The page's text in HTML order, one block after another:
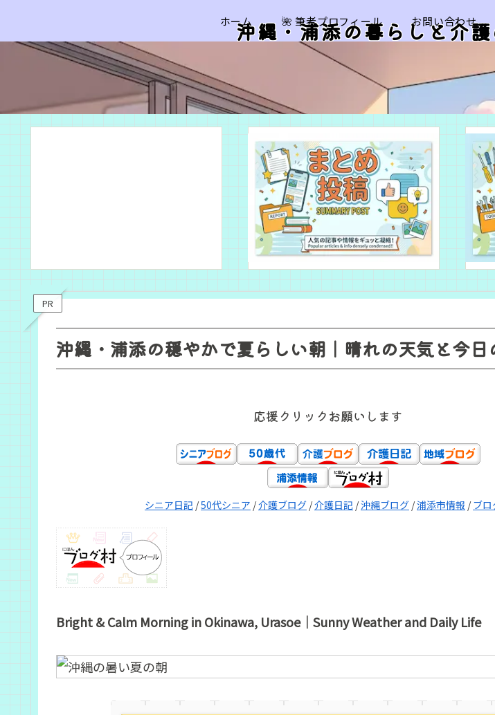
沖縄・浦添の暮らしと介
ホーム 🌺 筆者プロフィール お問い合わせ
PR
沖縄・浦添の穏やかで夏らしい朝｜晴れの天気と今日
応援クリックお願いします
シニア日記 /50代シニア /介護ブログ /介護日記 /沖縄ブログ /浦添市情報 /ブ
Bright & Calm Morning in Okinawa, Urasoe｜Sunny Weather and Daily Life